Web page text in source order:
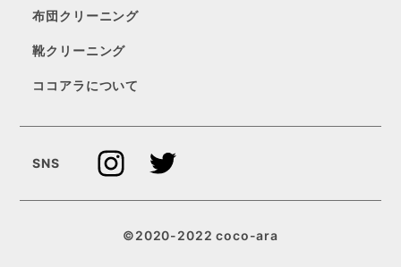
布団クリーニング
靴クリーニング
ココアラについて
SNS
©2020-2022 coco-ara